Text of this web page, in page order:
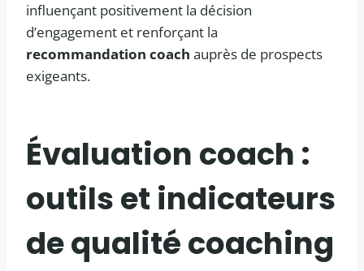
influençant positivement la décision
d’engagement et renforçant la
recommandation coach auprès de prospects
exigeants.
Évaluation coach :
outils et indicateurs
de qualité coaching